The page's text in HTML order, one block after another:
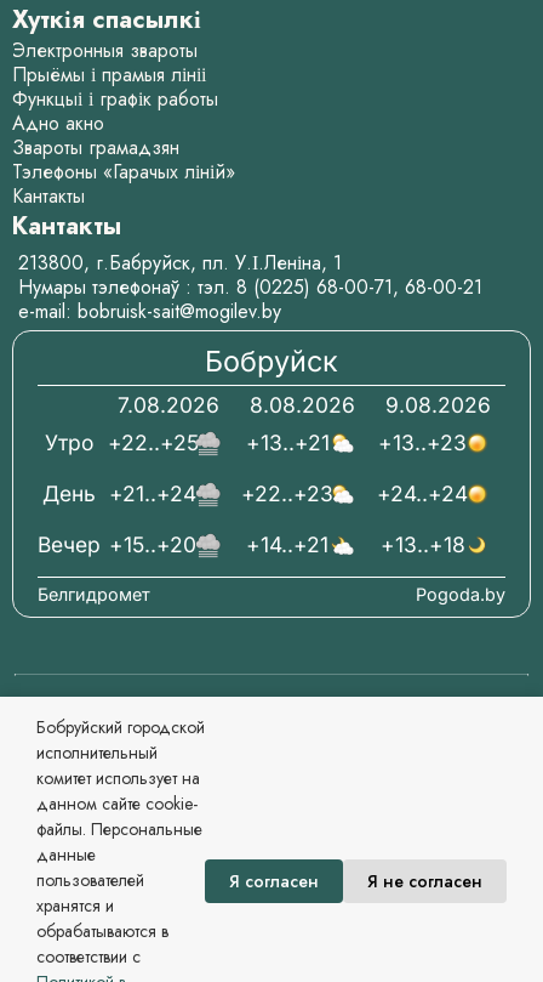
Хуткія спасылкі
Электронныя звароты
Прыёмы і прамыя лініі
Функцыі і графік работы
Адно акно
Звароты грамадзян
Тэлефоны «Гарачых ліній»
Кантакты
Кантакты
213800, г.Бабруйск, пл. У.І.Леніна, 1
Нумары тэлефонаў : тэл. 8 (0225) 68-00-71, 68-00-21
e-mail: bobruisk-sait@mogilev.by
Бобруйск
7.08.2026
+22..+25
+21..+24
+15..+20
8.08.2026
+13..+21
+22..+23
+14..+21
9.08.2026
+13..+23
+24..+24
+13..+18
Вечер
День
Утро
Pogoda.by
Белгидромет
© 2006-2026 Бабруйскі гарадскі выканаўчы камітэт
Пры перадруку матэрыялаў спасылка абавязковая.
Распрацоўка і суправаджэнне
Магілёўскі рэгіянальны інфармацыйны цэнтр
Сайт зарегистрирован в Государственном регистре
информационных ресурсов Республики Беларусь. №
7822542479 от 09.04.2025г.
Политика в области обработки персональных данных
Бобруйский городской
исполнительный
комитет использует на
данном сайте cookie-
файлы. Персональные
данные
пользователей
хранятся и
обрабатываются в
соответствии с
Я согласен Я не согласен